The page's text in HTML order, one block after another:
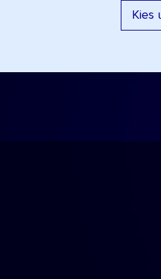
Kies